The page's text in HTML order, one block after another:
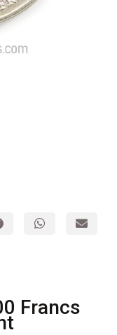
Francs